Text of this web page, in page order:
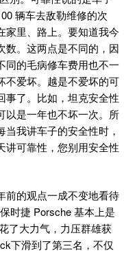
辆车去敌勒维修的次
家里、路上。要知道我今
数。这两点是不同的，因
同的毛病修车费用也不一
不爱坏。越是不爱坏的可
事了。比如，坦克安全性
以是一年也不坏一次。所
我讲车子的安全性时，
讲可靠性，您别用安全性
前的观点一成不变地看待
时捷 Porsche 基本上是
了大力气，力压群雄获
下滑到了第三名，不仅